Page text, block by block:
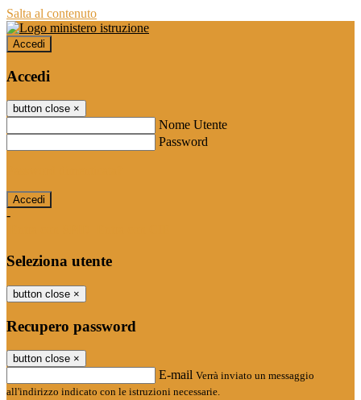
Salta al contenuto
Accedi
Accedi
button close ×
Nome Utente
Password
-
Seleziona utente
button close ×
Recupero password
button close ×
E-mail Verrà inviato un messaggio
all'indirizzo indicato con le istruzioni necessarie.